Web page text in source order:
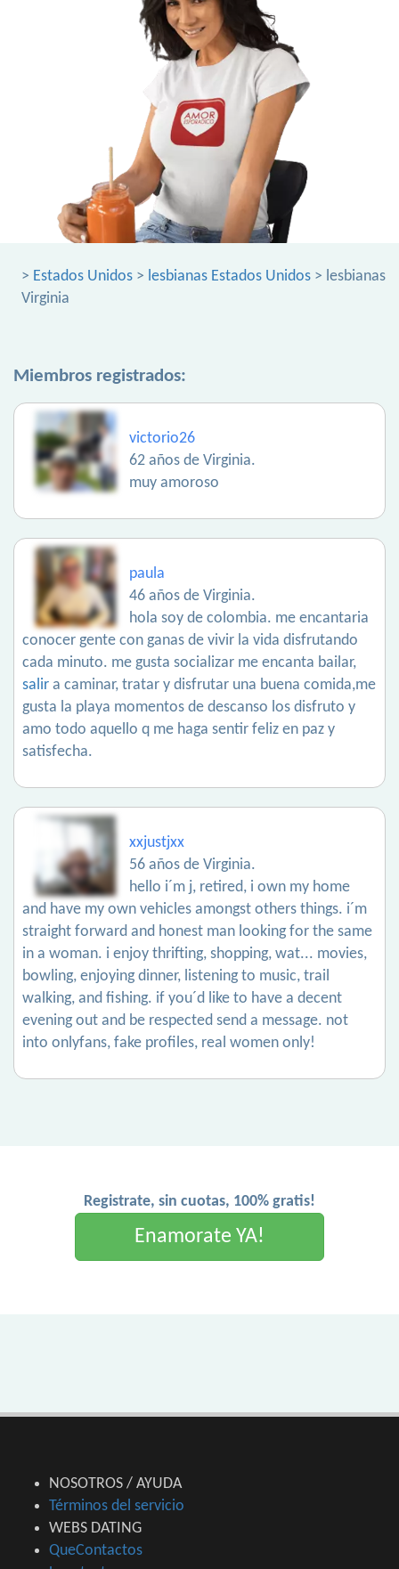
> Estados Unidos > lesbianas Estados Unidos > lesbianas
Virginia
Miembros registrados:
victorio26
62 años de Virginia.
muy amoroso
paula
46 años de Virginia.
hola soy de colombia. me encantaria
conocer gente con ganas de vivir la vida disfrutando
cada minuto. me gusta socializar me encanta bailar,
salir a caminar, tratar y disfrutar una buena comida,me
gusta la playa momentos de descanso los disfruto y
amo todo aquello q me haga sentir feliz en paz y
satisfecha.
xxjustjxx
56 años de Virginia.
hello i´m j, retired, i own my home
and have my own vehicles amongst others things. i´m
straight forward and honest man looking for the same
in a woman. i enjoy thrifting, shopping, wat... movies,
bowling, enjoying dinner, listening to music, trail
walking, and fishing. if you´d like to have a decent
evening out and be respected send a message. not
into onlyfans, fake profiles, real women only!
Registrate, sin cuotas, 100% gratis!
Enamorate YA!
NOSOTROS / AYUDA
Términos del servicio
WEBS DATING
QueContactos